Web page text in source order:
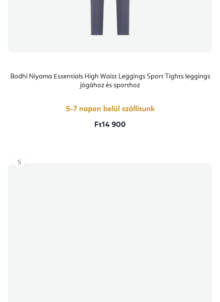
Bodhi Niyama Essentials High Waist Leggings Sport Tights leggings
jógához és sporthoz
5-7 napon belül szállítunk
Ft14 900
S